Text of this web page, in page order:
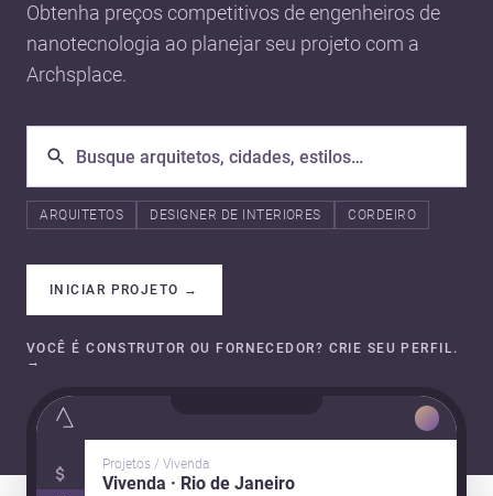
Obtenha preços competitivos de engenheiros de
nanotecnologia ao planejar seu projeto com a
Archsplace.
ARQUITETOS DESIGNER DE INTERIORES CORDEIRO
INICIAR PROJETO →
VOCÊ É CONSTRUTOR OU FORNECEDOR? CRIE SEU PERFIL.
→
Projetos / Vivenda
Vivenda · Rio de Janeiro